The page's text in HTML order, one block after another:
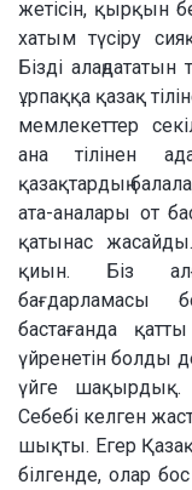
жетісін, қырқын
хатым түсіру
Бізді
ұрпаққа қазақ
мемлекеттер
ана тілінен
қазақтардың
ата-аналары от
қатынас
қиын. Біз
бағдарламасы
бастағанда
үйренетін болды
үйге шақырдық.
Себебі келген
шықты. Егер
білгенде, олар